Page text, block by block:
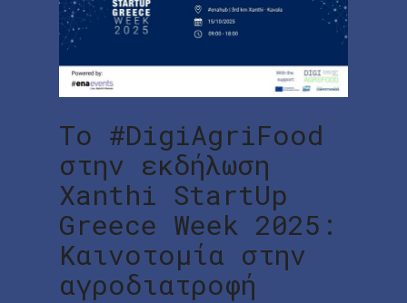
To #DigiAgriFood
στην εκδήλωση
Xanthi StartUp
Greece Week 2025:
Καινοτομία στην
αγροδιατροφή